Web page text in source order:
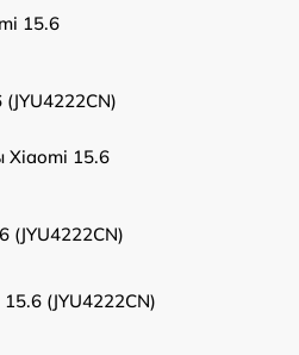
15.6
Xiaomi 15.6
(JYU4222CN)
(JYU4222CN)